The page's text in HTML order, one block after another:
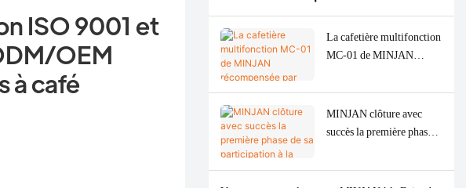
ISO 9001 et
OEM
à café
La cafetière multifonction
MC-01 de MINJAN
médaille d'argent aux
American Good Design
Awards 2026.
MINJAN clôture avec
succès la première phase
Foire de Canton de